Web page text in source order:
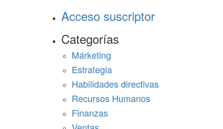
Acceso suscriptor
Categorías
Márketing
Estrategia
Habilidades directivas
Recursos Humanos
Finanzas